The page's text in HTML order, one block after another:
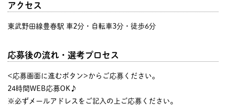
アクセス
東武野田線豊春駅 車2分・自転車3分・徒歩6分
応募後の流れ・選考プロセス
<応募画面に進むボタン>からご応募ください。
24時間WEB応募OK♪
※必ずメールアドレスをご記入の上ご応募ください。